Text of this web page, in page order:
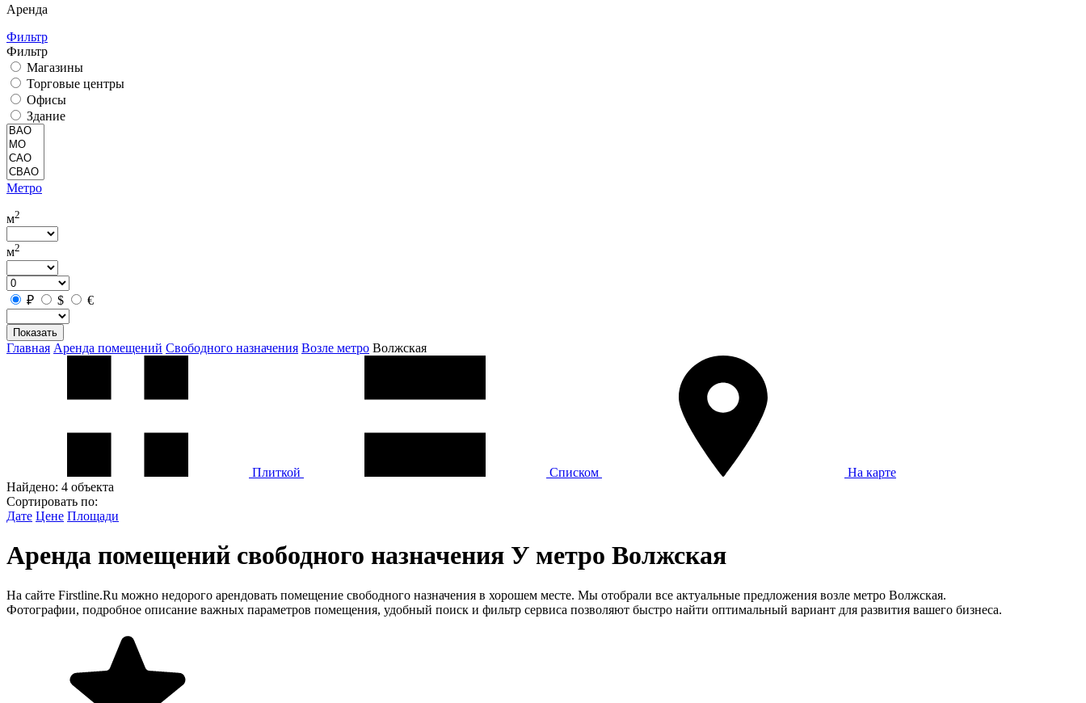
Аренда
Фильтр
Фильтр
Магазины
Торговые центры
Офисы
Здание
Метро
м2
м2
₽ $ €
Показать
Главная Аренда помещений Свободного назначения Возле метро Волжская
Плиткой Списком
На карте
Найдено: 4 объекта
Сортировать по:
Дате Цене Площади
Аренда помещений свободного назначения У метро Волжская
На сайте Firstline.Ru можно недорого арендовать помещение свободного назначения в хорошем месте. Мы отобрали все актуальные предложения возле метро Волжская.
Фотографии, подробное описание важных параметров помещения, удобный поиск и фильтр сервиса позволяют быстро найти оптимальный вариант для развития вашего бизнеса.